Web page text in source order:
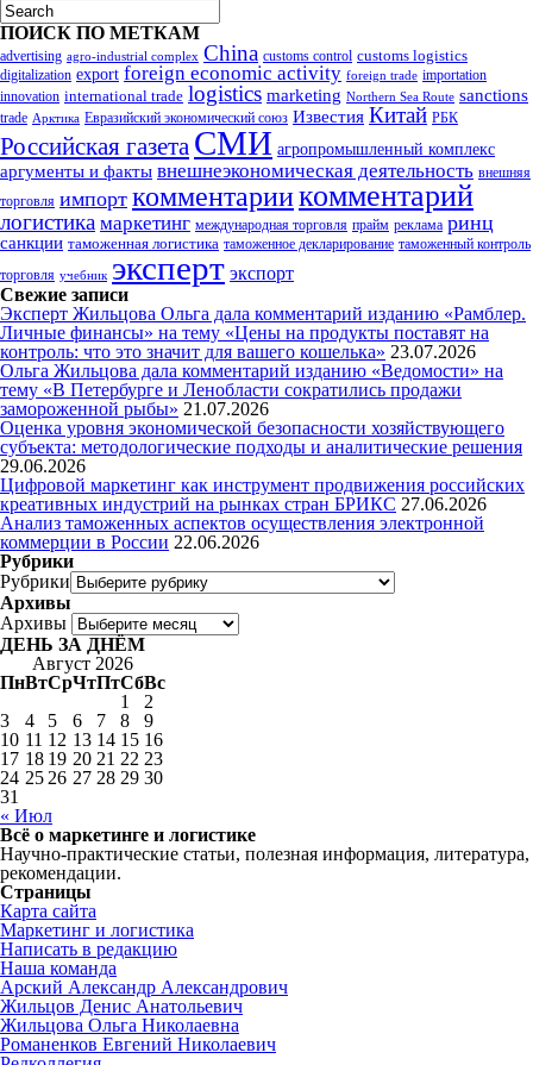
ПОИСК ПО МЕТКАМ
advertising agro-industrial complex China customs control customs logistics
digitalization export foreign economic activity foreign trade importation
innovation international trade logistics marketing Northern Sea Route sanctions
trade Арктика Евразийский экономический союз Известия Китай РБК
Российская газета СМИ агропромышленный комплекс
аргументы и факты внешнеэкономическая деятельность внешняя
торговля импорт комментариикомментарий
логистика маркетинг международная торговля прайм реклама ринц
санкции таможенная логистика таможенное декларирование таможенный контроль
торговля учебник эксперт экспорт
Свежие записи
Эксперт Жильцова Ольга дала комментарий изданию «Рамблер.
Личные финансы» на тему «Цены на продукты поставят на
контроль: что это значит для вашего кошелька» 23.07.2026
Ольга Жильцова дала комментарий изданию «Ведомости» на
тему «В Петербурге и Ленобласти сократились продажи
замороженной рыбы» 21.07.2026
Оценка уровня экономической безопасности хозяйствующего
субъекта: методологические подходы и аналитические решения
29.06.2026
Цифровой маркетинг как инструмент продвижения российских
креативных индустрий на рынках стран БРИКС 27.06.2026
Анализ таможенных аспектов осуществления электронной
коммерции в России 22.06.2026
Рубрики
Рубрики
Архивы
Архивы
ДЕНЬ ЗА ДНЁМ
Август 2026
ПнВтСрЧтПтСбВс
1
2
3
4 5 6 7 8
9
10 11 12 13 14 15 16
17 18 19 20 21 22 23
24 25 26 27 28 29 30
31
« Июл
Всё о маркетинге и логистике
Научно-практические статьи, полезная информация, литература,
рекомендации.
Страницы
Карта сайта
Маркетинг и логистика
Написать в редакцию
Наша команда
Арский Александр Александрович
Жильцов Денис Анатольевич
Жильцова Ольга Николаевна
Романенков Евгений Николаевич